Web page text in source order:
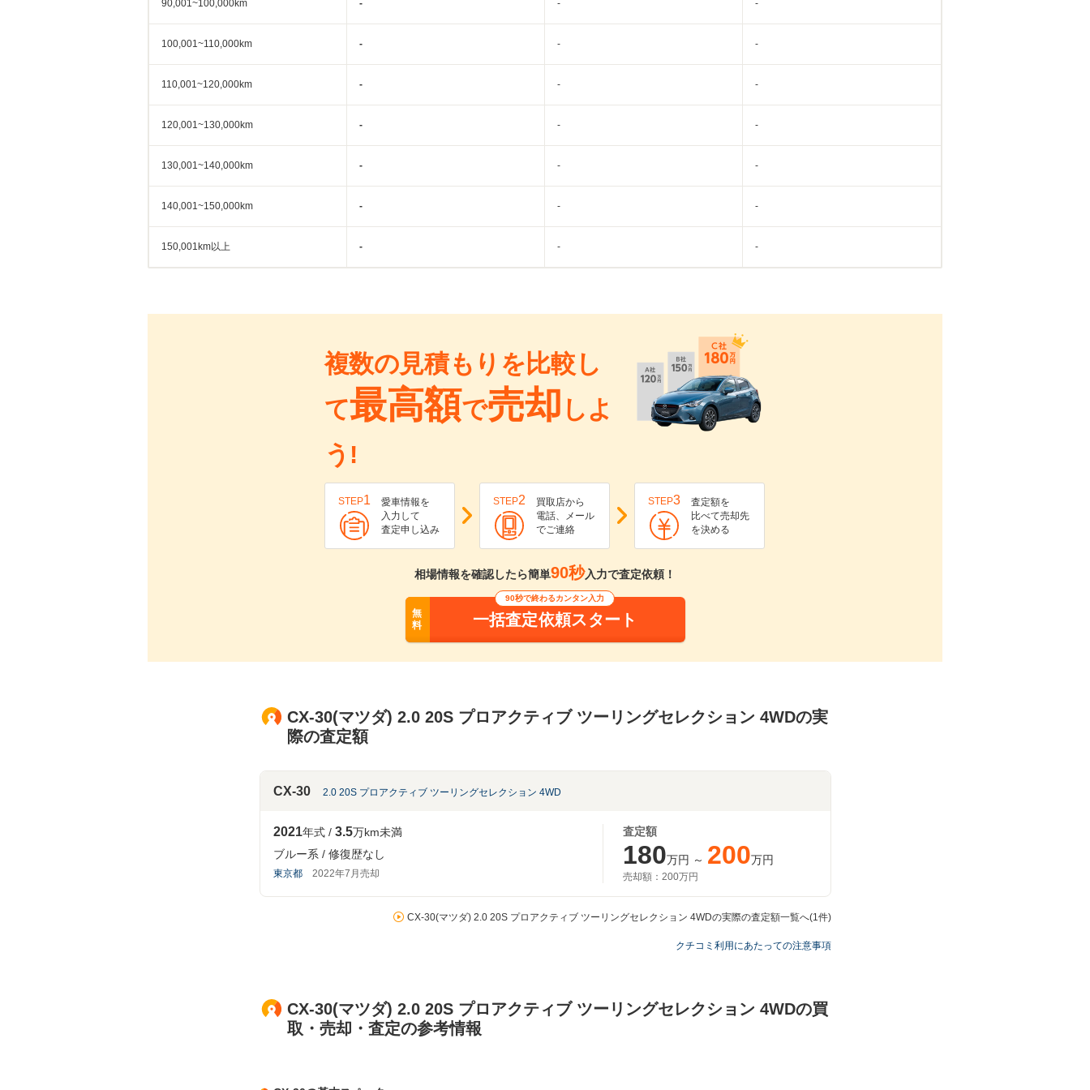
90,001~100,000km - - -
100,001~110,000km - - -
110,001~120,000km - - -
120,001~130,000km - - -
130,001~140,000km - - -
140,001~150,000km - - -
150,001km以上 - - -
複数の見積もりを比較し
て最高額で売却 しよ
う!
STEP1
愛車情報を
入力して
査定申し込み
STEP2
買取店から
電話、メール
でご連絡
STEP3
査定額を
比べて売却先
を決める
相場情報を確認したら簡単90秒入力で査定依頼！
無
料
90秒で終わるカンタン入力
一括査定依頼スタート
CX-30(マツダ) 2.0 20S プロアクティブ ツーリングセレクション 4WDの実
際の査定額
CX-30 2.0 20S プロアクティブ ツーリングセレクション 4WD
2021年式 3.5万km未満
ブルー系
修復歴なし
東京都 2022年7月売却
査定額
180万円 ～ 200万円
売却額： 200万円
CX-30(マツダ) 2.0 20S プロアクティブ ツーリングセレクション 4WDの実際の査定額一覧へ(1件)
クチコミ利用にあたっての注意事項
CX-30(マツダ) 2.0 20S プロアクティブ ツーリングセレクション 4WDの買
取・売却・査定の参考情報